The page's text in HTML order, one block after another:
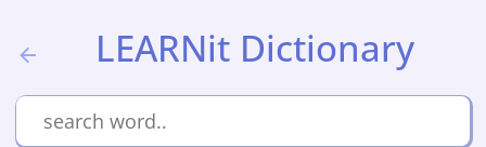
LEARNit Dictionary